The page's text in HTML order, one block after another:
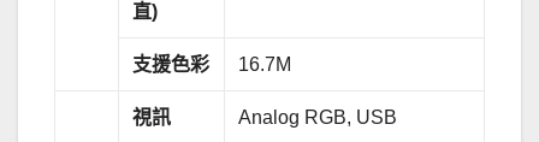
直)
支援色彩 16.7M
視訊 Analog RGB, USB